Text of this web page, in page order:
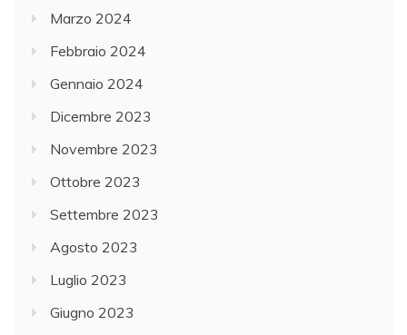
Marzo 2024
Febbraio 2024
Gennaio 2024
Dicembre 2023
Novembre 2023
Ottobre 2023
Settembre 2023
Agosto 2023
Luglio 2023
Giugno 2023